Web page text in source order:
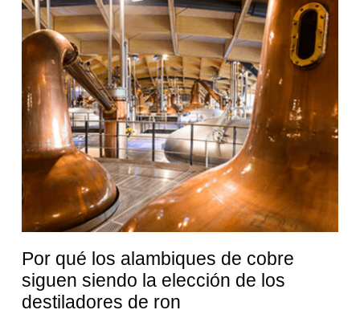
Solicitar presupuesto
Buscar:
Español
Por qué los alambiques de cobre
siguen siendo la elección de los
destiladores de ron